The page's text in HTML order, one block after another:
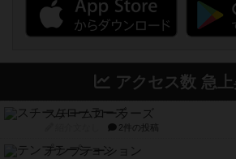
アクセス数 急
スチームローラーズ
2件の投稿
テンプテーション